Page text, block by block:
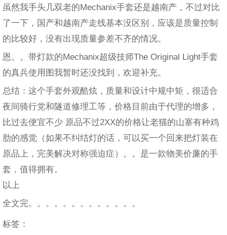
虽然我手头几双老的Mechanix手套还是越南产，不过对比
了一下，国产和越南产走线基本没区别，应该是质量控制
的比较好，没有出现质量参差不齐的情况。
恩。。带灯款的Mechanix超级技师The Original Light手套
的真兵使用图我暂时还没找到，欢迎补充。
总结：这个手套外观酷炫，质量和设计中规中矩，很适合
夜间骑行党和隧道修理工等，价格目前由于代理的增多，
比过去便宜不少 原品不过2XX的价格让老猫的山寨有种鸡
肋的感觉（如果不纠结灯的话，可以买一个回来把灯装在
原品上，完美解决对称强迫症）。。是一款物美价廉的手
套，值得拥有。
以上
全文完。。。。。。。。。。。。。
标签：